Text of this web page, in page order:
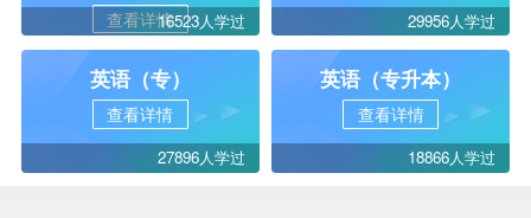
查看详情16523人学过 29956人学过
英语（专）
查看详情
27896人学过
英语（专升本）
查看详情
18866人学过